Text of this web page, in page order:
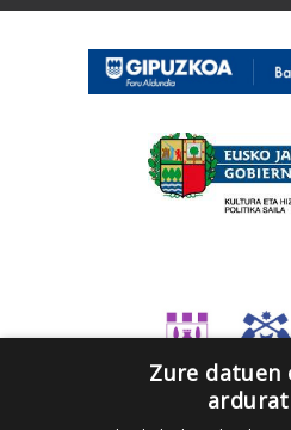
Zure datuen